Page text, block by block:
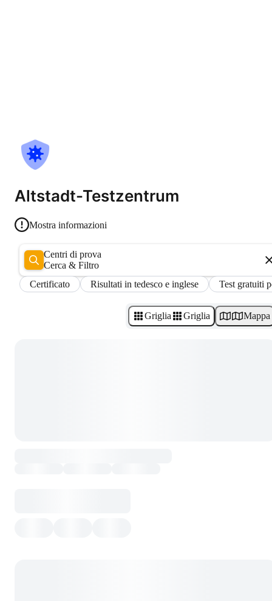
Altstadt-Testzentrum
Mostra informazioni
Centri di prova
Cerca & Filtro
Certificato
Risultati in tedesco e inglese Test gratuiti
Griglia Griglia Mappa